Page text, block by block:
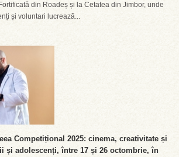
din Roadeș și la Cetatea din Jimbor, unde
și voluntari lucrează...
Competițional 2025: cinema, creativitate și
și adolescenți, între 17 și 26 octombrie, în